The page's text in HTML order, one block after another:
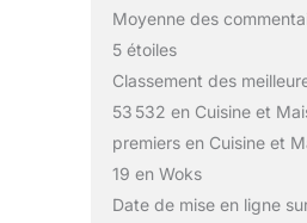
Moyenne des
5 étoiles
Classement des
53 532 en Cuisine et
premiers en Cuisine et
19 en Woks
Date de mise en ligne